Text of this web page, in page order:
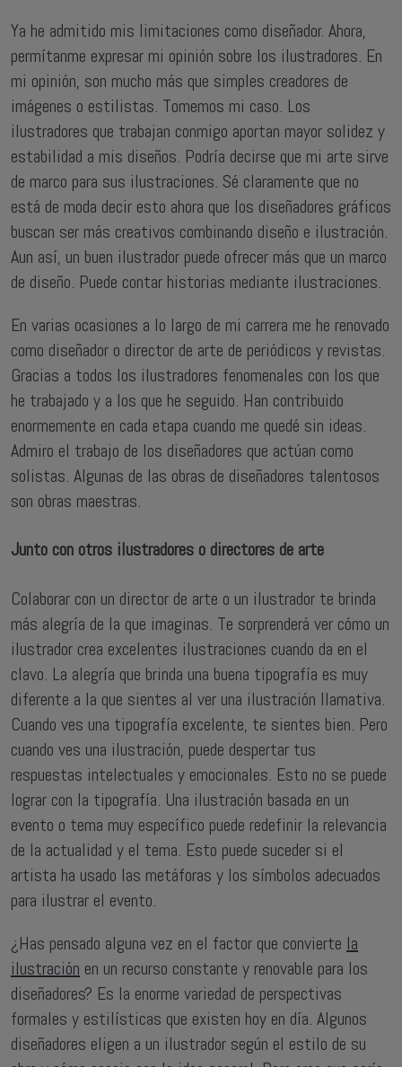
Ya he admitido mis limitaciones como diseñador. Ahora,
permítanme expresar mi opinión sobre los ilustradores. En
mi opinión, son mucho más que simples creadores de
imágenes o estilistas. Tomemos mi caso. Los
ilustradores que trabajan conmigo aportan mayor solidez y
estabilidad a mis diseños. Podría decirse que mi arte sirve
de marco para sus ilustraciones. Sé claramente que no
está de moda decir esto ahora que los diseñadores gráficos
buscan ser más creativos combinando diseño e ilustración.
Aun así, un buen ilustrador puede ofrecer más que un marco
de diseño. Puede contar historias mediante ilustraciones.
En varias ocasiones a lo largo de mi carrera me he renovado
como diseñador o director de arte de periódicos y revistas.
Gracias a todos los ilustradores fenomenales con los que
he trabajado y a los que he seguido. Han contribuido
enormemente en cada etapa cuando me quedé sin ideas.
Admiro el trabajo de los diseñadores que actúan como
solistas. Algunas de las obras de diseñadores talentosos
son obras maestras.
Junto con otros ilustradores o directores de arte
Colaborar con un director de arte o un ilustrador te brinda
más alegría de la que imaginas. Te sorprenderá ver cómo un
ilustrador crea excelentes ilustraciones cuando da en el
clavo. La alegría que brinda una buena tipografía es muy
diferente a la que sientes al ver una ilustración llamativa.
Cuando ves una tipografía excelente, te sientes bien. Pero
cuando ves una ilustración, puede despertar tus
respuestas intelectuales y emocionales. Esto no se puede
lograr con la tipografía. Una ilustración basada en un
evento o tema muy específico puede redefinir la relevancia
de la actualidad y el tema. Esto puede suceder si el
artista ha usado las metáforas y los símbolos adecuados
para ilustrar el evento.
¿Has pensado alguna vez en el factor que convierte la
ilustración en un recurso constante y renovable para los
diseñadores? Es la enorme variedad de perspectivas
formales y estilísticas que existen hoy en día. Algunos
diseñadores eligen a un ilustrador según el estilo de su